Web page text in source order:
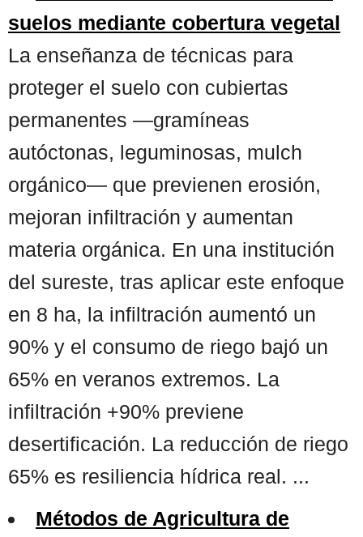
suelos mediante cobertura vegetal
La enseñanza de técnicas para
proteger el suelo con cubiertas
permanentes —gramíneas
autóctonas, leguminosas, mulch
orgánico— que previenen erosión,
mejoran infiltración y aumentan
materia orgánica. En una institución
del sureste, tras aplicar este enfoque
en 8 ha, la infiltración aumentó un
90% y el consumo de riego bajó un
65% en veranos extremos. La
infiltración +90% previene
desertificación. La reducción de riego
65% es resiliencia hídrica real. ...
Métodos de Agricultura de